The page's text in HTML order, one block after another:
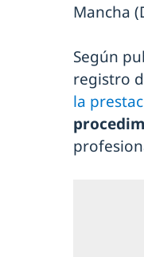
Mancha
Según
registro
la